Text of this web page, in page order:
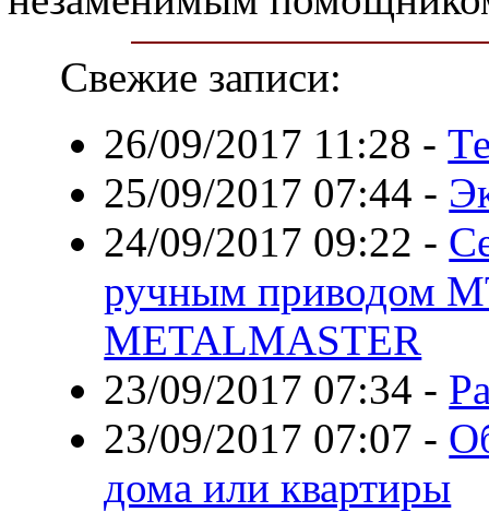
Свежие записи:
26/09/2017 11:28 -
25/09/2017 07:44 -
24/09/2017 09:22 -
ручным приводом
METALMASTER
23/09/2017 07:34 -
23/09/2017 07:07 -
дома или квартиры